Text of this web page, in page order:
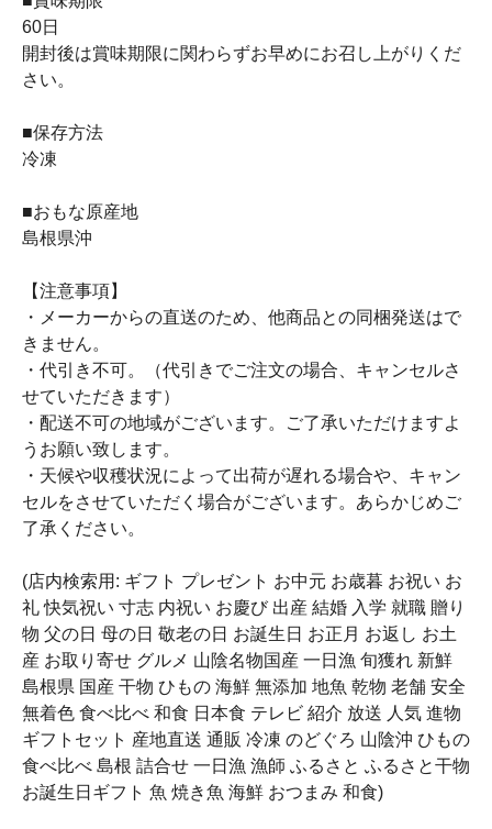
60日
開封後は賞味期限に関わらずお早めにお召し上がりくだ
さい。
■保存方法
冷凍
■おもな原産地
島根県沖
【注意事項】
・メーカーからの直送のため、他商品との同梱発送はで
きません。
・代引き不可。（代引きでご注文の場合、キャンセルさ
せていただきます）
・配送不可の地域がございます。ご了承いただけますよ
うお願い致します。
・天候や収穫状況によって出荷が遅れる場合や、キャン
セルをさせていただく場合がございます。あらかじめご
了承ください。
(店内検索用: ギフト プレゼント お中元 お歳暮 お祝い お
礼 快気祝い 寸志 内祝い お慶び 出産 結婚 入学 就職 贈り
物 父の日 母の日 敬老の日 お誕生日 お正月 お返し お土
産 お取り寄せ グルメ 山陰名物国産 一日漁 旬獲れ 新鮮
島根県 国産 干物 ひもの 海鮮 無添加 地魚 乾物 老舗 安全
無着色 食べ比べ 和食 日本食 テレビ 紹介 放送 人気 進物
ギフトセット 産地直送 通販 冷凍 のどぐろ 山陰沖 ひもの
食べ比べ 島根 詰合せ 一日漁 漁師 ふるさと ふるさと干物
お誕生日ギフト 魚 焼き魚 海鮮 おつまみ 和食)